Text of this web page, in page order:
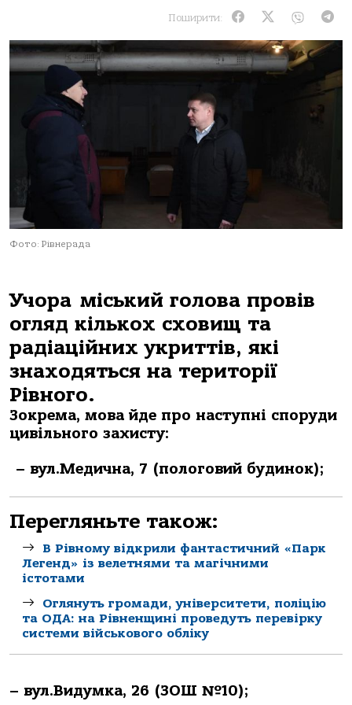
Поширити:
Фото: Рівнерада
Учора міський голова провів
огляд кількох сховищ та
радіаційних укриттів, які
знаходяться на території
Рівного.
Зокрема, мова йде про наступні споруди
цивільного захисту:
– вул.Медична, 7 (пологовий будинок);
Перегляньте також:
В Рівному відкрили фантастичний «Парк
Легенд» із велетнями та магічними
істотами
Оглянуть громади, університети, поліцію
та ОДА: на Рівненщині проведуть перевірку
системи військового обліку
– вул.Видумка, 26 (ЗОШ №10);